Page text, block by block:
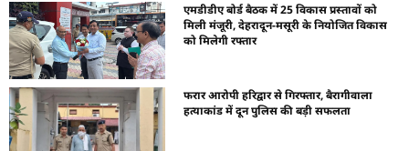
एमडीडीए बोर्ड बैठक में 25 विकास प्रस्तावों को
मिली मंजूरी, देहरादून-मसूरी के नियोजित विकास
को मिलेगी रफ्तार
फरार आरोपी हरिद्वार से गिरफ्तार, बैरागीवाला
हत्याकांड में दून पुलिस की बड़ी सफलता